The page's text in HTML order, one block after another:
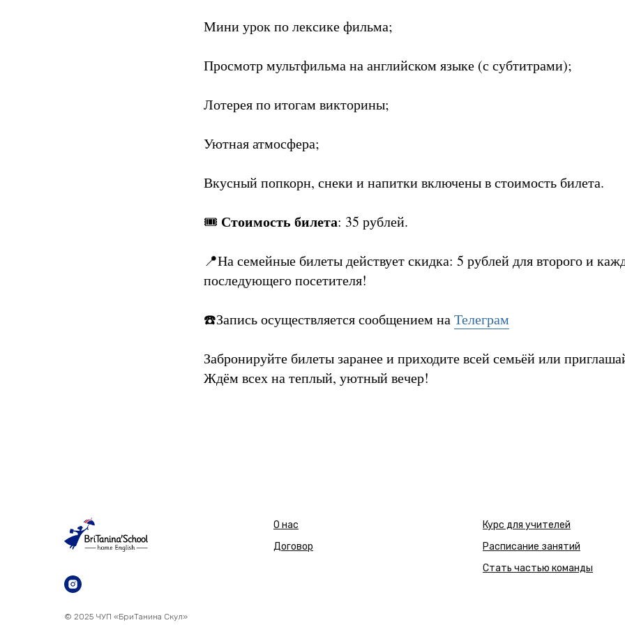
Мини урок по лексике фильма;
Просмотр мультфильма на английском языке (с субтитрами);
Лотерея по итогам викторины;
Уютная атмосфера;
Вкусный попкорн, снеки и напитки включены в стоимость билета.
🎟 Стоимость билета: 35 рублей.
📍На семейные билеты действует скидка: 5 рублей для второго и
последующего посетителя!
☎️Запись осуществляется сообщением наТелеграм
Забронируйте билеты заранее и приходите всей семьёй или
Ждём всех на теплый, уютный вечер!
© 2025 ЧУП «БриТанина Скул»
О нас
Договор
Курс для учителей
Расписание занятий
Стать частью команды